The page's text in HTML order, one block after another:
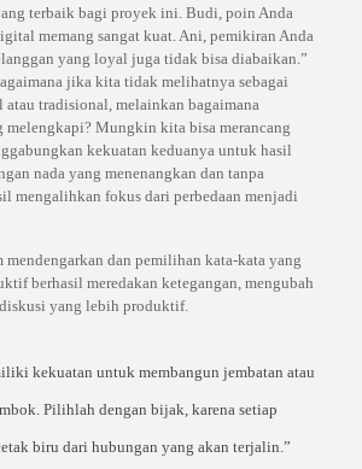
terbaik bagi proyek ini. Budi, poin Anda
memang sangat kuat. Ani, pemikiran Anda
yang loyal juga tidak bisa diabaikan.”
jika kita tidak melihatnya sebagai
tradisional, melainkan bagaimana
melengkapi? Mungkin kita bisa merancang
kekuatan keduanya untuk hasil
nada yang menenangkan dan tanpa
mengalihkan fokus dari perbedaan menjadi
mendengarkan dan pemilihan kata-kata yang
berhasil meredakan ketegangan, mengubah
yang lebih produktif.
kekuatan untuk membangun jembatan atau
Pilihlah dengan bijak, karena setiap
biru dari hubungan yang akan terjalin.”